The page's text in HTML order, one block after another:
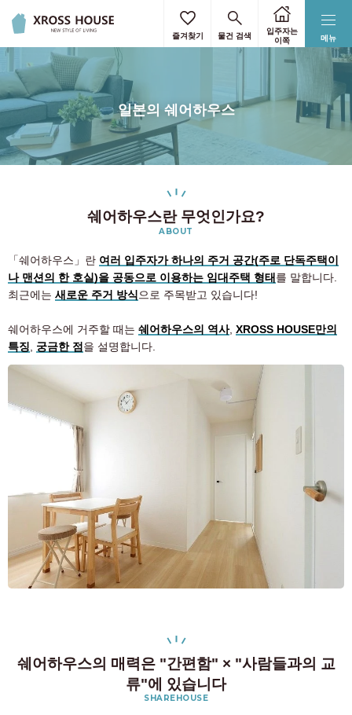
메뉴
즐겨찾기 물건 검색
입주자는
이쪽
일본의 쉐어하우스
쉐어하우스란 무엇인가요?
ABOUT
「쉐어하우스」란 여러 입주자가 하나의 주거 공간(주로 단독주택이
나 맨션의 한 호실)을 공동으로 이용하는 임대주택 형태 를 말합니다.
최근에는 새로운 주거 방식 으로 주목받고 있습니다!
쉐어하우스에 거주할 때는 쉐어하우스의 역사, XROSS HOUSE만의
특징
궁금한 점 을 설명합니다.
쉐어하우스의 매력은 "간편함" × "사람들과의 교
류"에 있습니다
SHAREHOUSE